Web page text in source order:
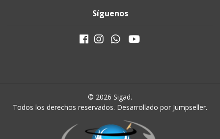
Síguenos
© 2026 Sigad.
Todos los derechos reservados. Desarrollado por Jumpseller.